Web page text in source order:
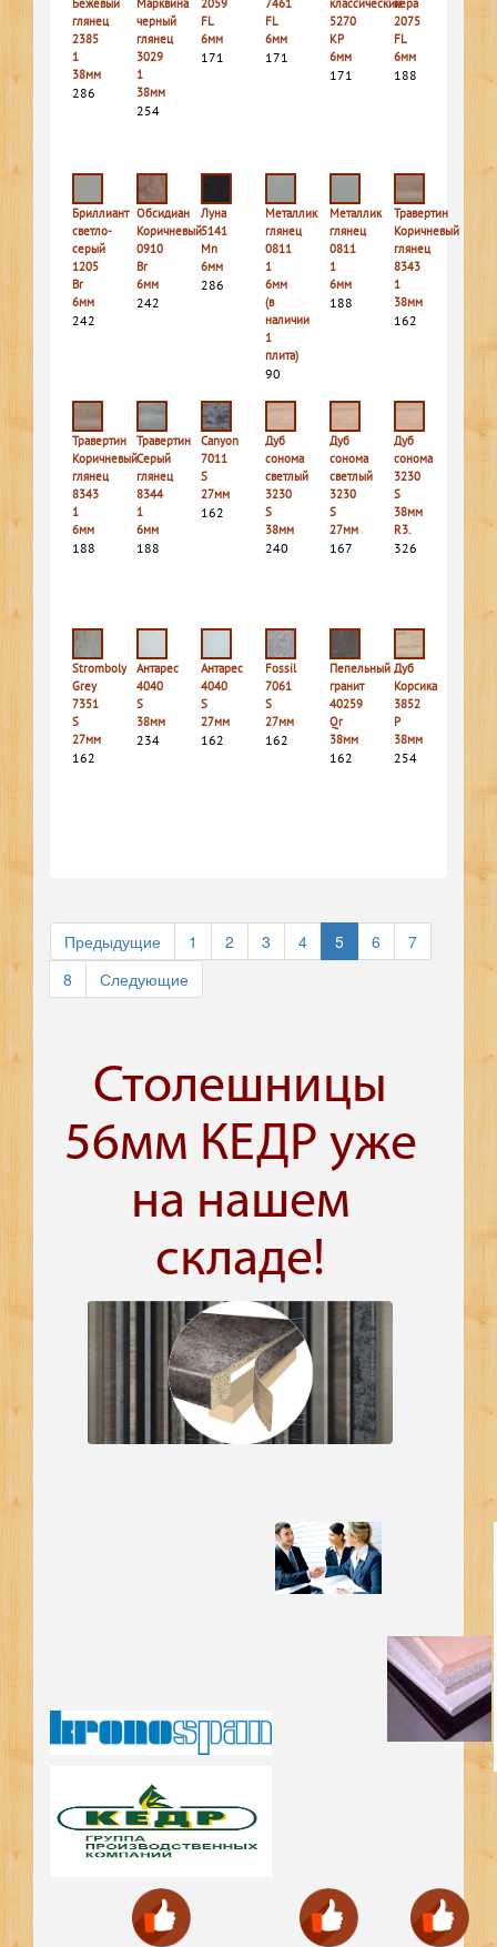
Бежевый
глянец
2385
1
38мм
286
Марквина
черный
глянец
3029
1
38мм
254
2059
FL
6мм
171
7461
FL
6мм
171
классический
5270
КР
6мм
171
кера
2075
FL
6мм
188
Бриллиант
светло-
серый
1205
Br
6мм
242
Обсидиан
Коричневый
0910
Br
6мм
242
Луна
5141
Mn
6мм
286
Металлик
глянец
0811
1
6мм
(в
наличии
1
плита)
90
Металлик
глянец
0811
1
6мм
188
Травертин
Коричневый
глянец
8343
1
38мм
162
Травертин
Коричневый
глянец
8343
1
6мм
188
Травертин
Серый
глянец
8344
1
6мм
188
Canyon
7011
S
27мм
162
Дуб
сонома
светлый
3230
S
38мм
240
Дуб
сонома
светлый
3230
S
27мм
167
Дуб
сонома
3230
S
38мм
R3.
326
Stromboly
Grey
7351
S
27мм
162
Антарес
4040
S
38мм
234
Антарес
4040
S
27мм
162
Fossil
7061
S
27мм
162
Пепельный
гранит
40259
Qr
38мм
162
Дуб
Корсика
3852
P
38мм
254
Предыдущие 1 2 3 4 5 6
7
8
Следующие
Столешницы
56мм КЕДР уже
на нашем
складе!